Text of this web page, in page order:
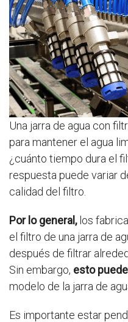
Una jarra de agua con
para mantener el agua
¿cuánto tiempo dura el
respuesta puede variar
calidad del filtro.
Por lo general,los
el filtro de una jarra de
después de filtrar
Sin embargo, esto
modelo de la jarra de
Es importante estar